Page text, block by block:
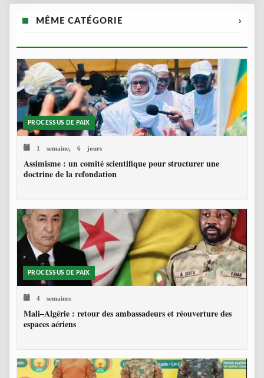
MÊME CATÉGORIE ›
PROCESSUS DE PAIX
1 semaine, 6 jours
Assimisme : un comité scientifique pour structurer une
doctrine de la refondation
PROCESSUS DE PAIX
4 semaines
Mali–Algérie : retour des ambassadeurs et réouverture des
espaces aériens